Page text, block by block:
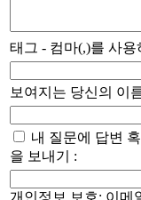
태그 - 컴마(,)를 사
보여지는 당신의 이
내 질문에 답변
을 보내기 :
개인정보 보호: 이메